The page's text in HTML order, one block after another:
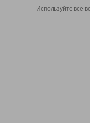
Используйте все